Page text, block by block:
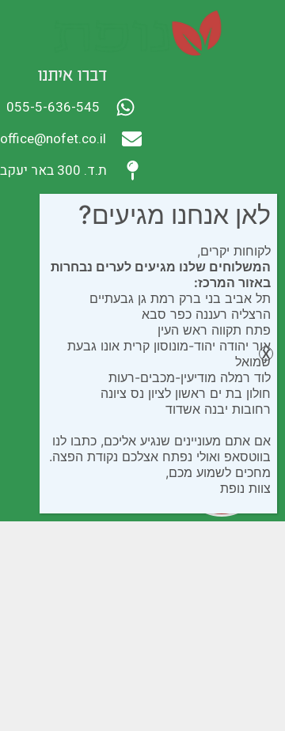
דברו איתנו
055-5-636-545
office@nofet.co.il
ת.ד. 300 באר יעקב
לאן אנחנו מגיעים?
לקוחות יקרים,
המשלוחים שלנו מגיעים לערים נבחרות
באזור המרכז:
תל אביב בני ברק רמת גן גבעתיים
הרצליה רעננה כפר סבא
פתח תקווה ראש העין
אור יהודה יהוד-מונוסון קרית אונו גבעת
שמואל
לוד רמלה מודיעין-מכבים-רעות
חולון בת ים ראשון לציון נס ציונה
רחובות יבנה אשדוד
אם אתם מעוניינים שנגיע אליכם, כתבו לנו
בווטסאפ ואולי נפתח אצלכם נקודת הפצה.
מחכים לשמוע מכם,
צוות נופת